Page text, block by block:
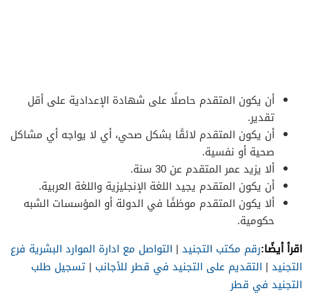
أن يكون المتقدم حاصلًا على شهادة الإعدادية على أقل
تقدير.
أن يكون المتقدم لائقًا بشكل صحي، أي لا يواجه أي مشاكل
صحية أو نفسية.
ألا يزيد عمر المتقدم عن 30 سنة.
أن يكون المتقدم يجيد اللغة الإنجليزية واللغة العربية.
ألا يكون المتقدم موظفًا في الدولة أو المؤسسات الشبه
حكومية.
اقرأ أيضًا:رقم مكتب التجنيد | التواصل مع ادارة الموارد البشرية فرع
التجنيد | التقديم على التجنيد في قطر للأجانب | تسجيل طلب
التجنيد في قطر